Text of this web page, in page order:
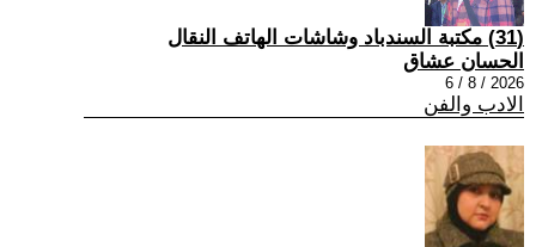
(31) مكتبة السندباد وشاشات الهاتف النقال
الحسان عشاق
2026 / 8 / 6
الادب والفن